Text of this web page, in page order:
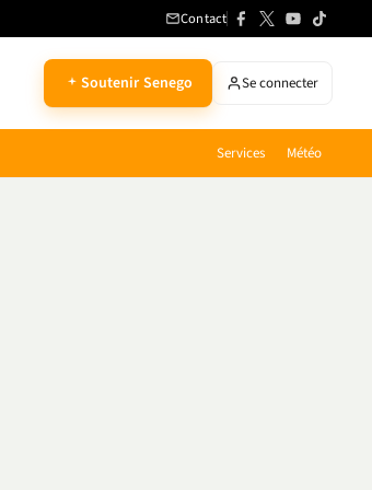
Contact
Soutenir Senego Se connecter
Services Météo